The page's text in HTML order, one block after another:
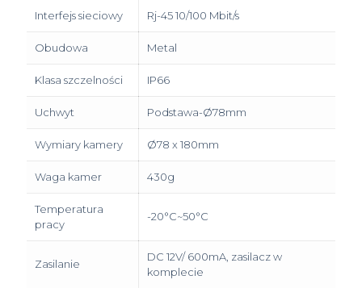
Interfejs sieciowy Rj-45 10/100 Mbit/s
Obudowa Metal
Klasa szczelności IP66
Uchwyt Podstawa-Ø78mm
Wymiary kamery Ø78 x 180mm
Waga kamer 430g
Temperatura
pracy
-20°C~50°C
Zasilanie
DC 12V/ 600mA, zasilacz w
komplecie